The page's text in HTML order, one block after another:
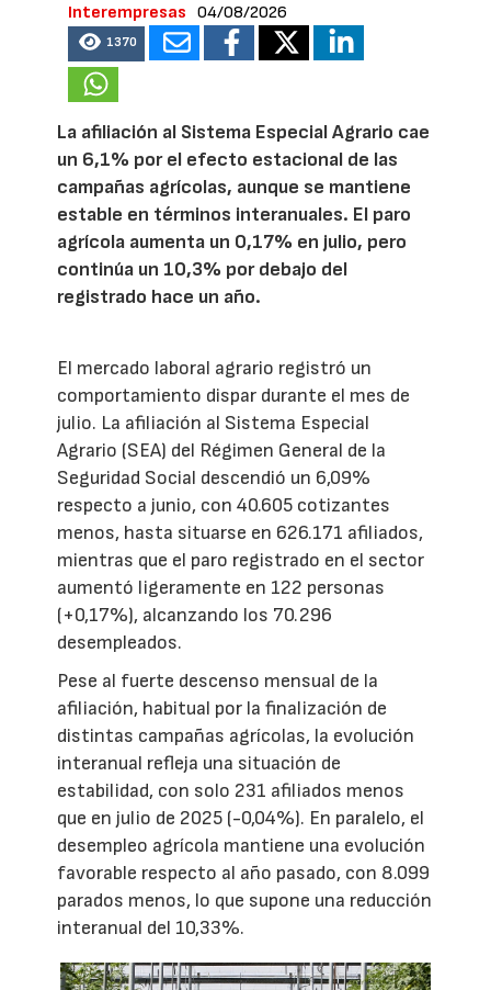
Interempresas
04/08/2026
1370
La afiliación al Sistema Especial Agrario cae
un 6,1% por el efecto estacional de las
campañas agrícolas, aunque se mantiene
estable en términos interanuales. El paro
agrícola aumenta un 0,17% en julio, pero
continúa un 10,3% por debajo del
registrado hace un año.
El mercado laboral agrario registró un
comportamiento dispar durante el mes de
julio. La afiliación al Sistema Especial
Agrario (SEA) del Régimen General de la
Seguridad Social descendió un 6,09%
respecto a junio, con 40.605 cotizantes
menos, hasta situarse en 626.171 afiliados,
mientras que el paro registrado en el sector
aumentó ligeramente en 122 personas
(+0,17%), alcanzando los 70.296
desempleados.
Pese al fuerte descenso mensual de la
afiliación, habitual por la finalización de
distintas campañas agrícolas, la evolución
interanual refleja una situación de
estabilidad, con solo 231 afiliados menos
que en julio de 2025 (-0,04%). En paralelo, el
desempleo agrícola mantiene una evolución
favorable respecto al año pasado, con 8.099
parados menos, lo que supone una reducción
interanual del 10,33%.